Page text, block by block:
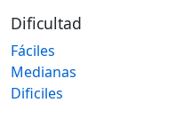
Dificultad
Fáciles
Medianas
Dificiles